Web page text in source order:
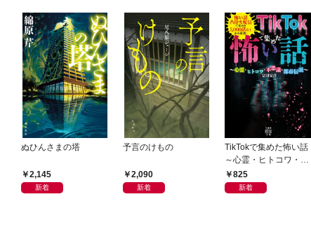
ぬひんさまの塔
2,145
新着
予言のけもの
2,090
新着
TikTokで集めた怖い話
～心霊・ヒトコワ・不
思議・都市伝説～
825
新着